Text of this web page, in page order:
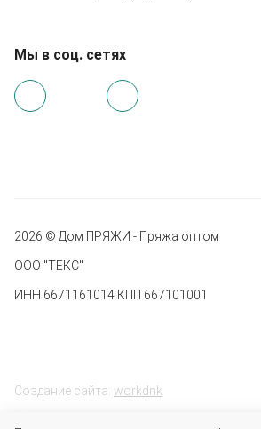
Мы в соц. сетях
2026 © Дом ПРЯЖИ - Пряжа оптом
ООО "ТЕКС"
ИНН 6671161014 КПП 667101001
Создание сайта: workdnk